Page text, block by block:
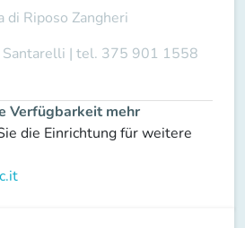
di Riposo Zangheri
| tel. 375 901 1558
Verfügbarkeit mehr
die Einrichtung für weitere